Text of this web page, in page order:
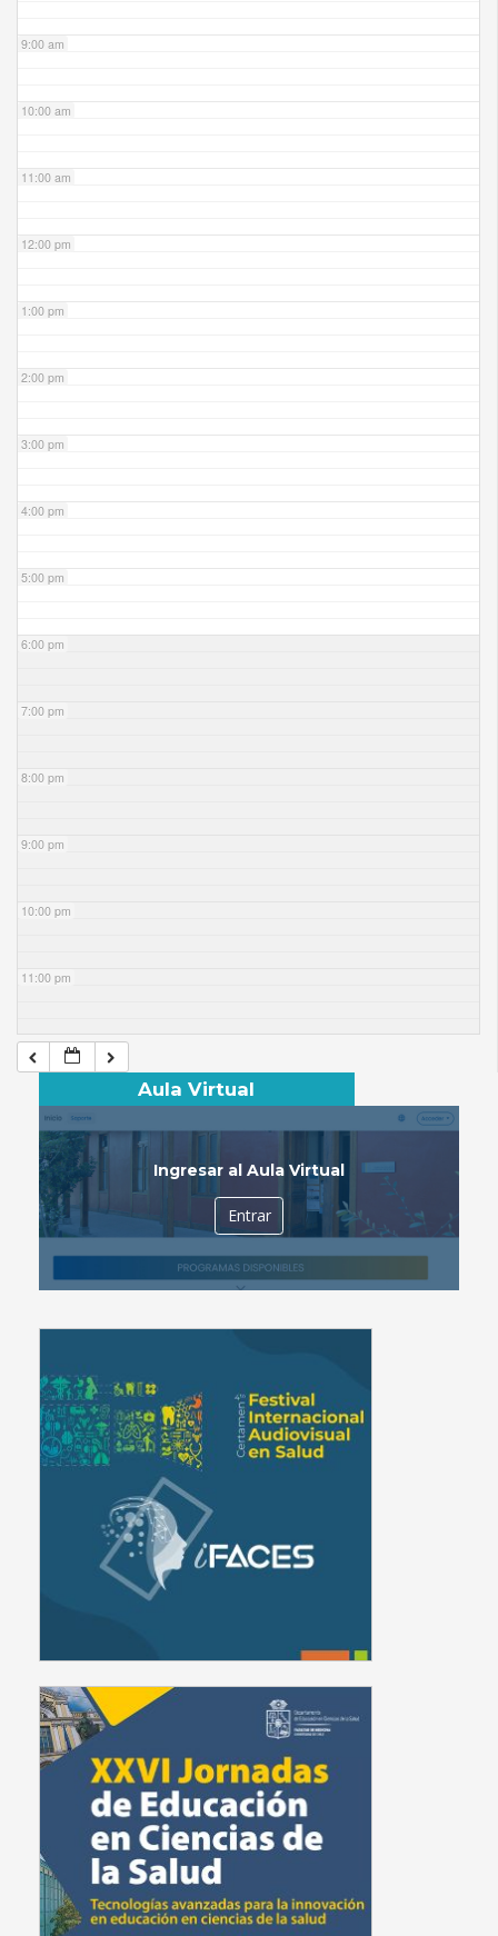
9:00 am
10:00 am
11:00 am
12:00 pm
1:00 pm
2:00 pm
3:00 pm
4:00 pm
5:00 pm
6:00 pm
7:00 pm
8:00 pm
9:00 pm
10:00 pm
11:00 pm
Aula Virtual
Ingresar al Aula Virtual
Entrar